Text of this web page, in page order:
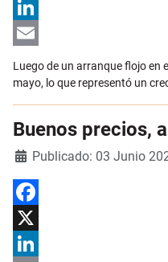
X
LinkedIn
Luego de un arranque flojo en
mayo, lo que representó un
Buenos precios,
DetallesPublicado: 03 Junio
Facebook
X